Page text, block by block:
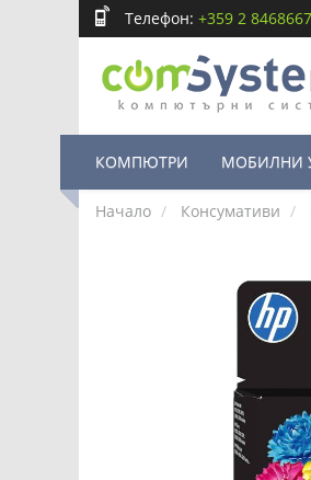
Телефон: +359 2 8468667
КОМПЮТРИ МОБИЛНИ
Начало Консумативи